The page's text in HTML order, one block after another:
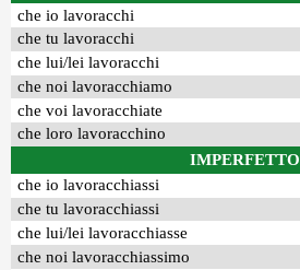
che io lavoracchi
che tu lavoracchi
che lui/lei lavoracchi
che noi lavoracchiamo
che voi lavoracchiate
che loro lavoracchino
IMPERFETTO
che io lavoracchiassi
che tu lavoracchiassi
che lui/lei lavoracchiasse
che noi lavoracchiassimo